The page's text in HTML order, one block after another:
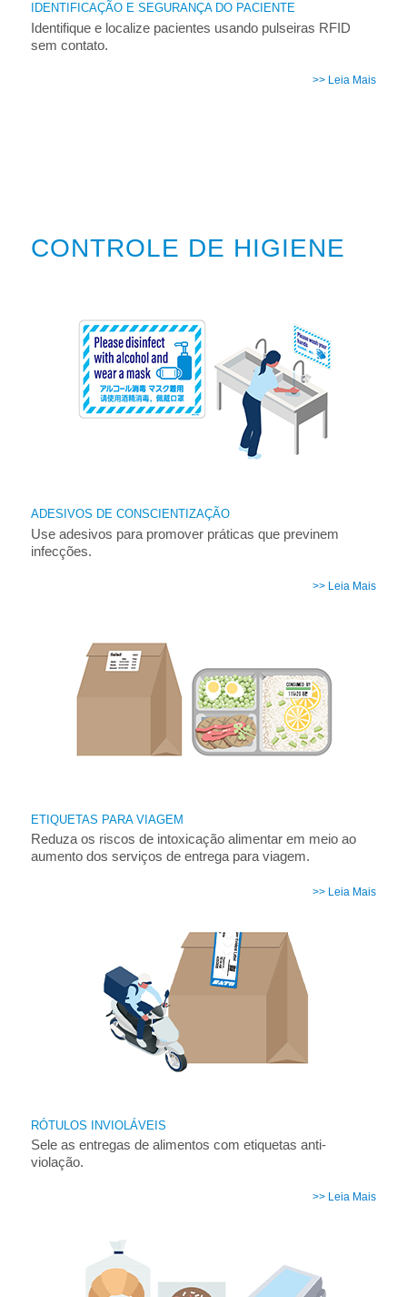
IDENTIFICAÇÃO E SEGURANÇA DO PACIENTE
Identifique e localize pacientes usando pulseiras RFID
sem contato.
>> Leia Mais
CONTROLE DE HIGIENE
ADESIVOS DE CONSCIENTIZAÇÃO
Use adesivos para promover práticas que previnem
infecções.
>> Leia Mais
ETIQUETAS PARA VIAGEM
Reduza os riscos de intoxicação alimentar em meio ao
aumento dos serviços de entrega para viagem.
>> Leia Mais
RÓTULOS INVIOLÁVEIS
Sele as entregas de alimentos com etiquetas anti-
violação.
>> Leia Mais